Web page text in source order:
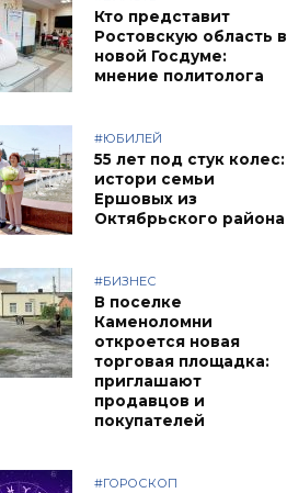
Кто представит
Ростовскую область в
новой Госдуме:
мнение политолога
#ЮБИЛЕЙ
55 лет под стук колес:
истори семьи
Ершовых из
Октябрьского района
#БИЗНЕС
В поселке
Каменоломни
откроется новая
торговая площадка:
приглашают
продавцов и
покупателей
#ГОРОСКОП